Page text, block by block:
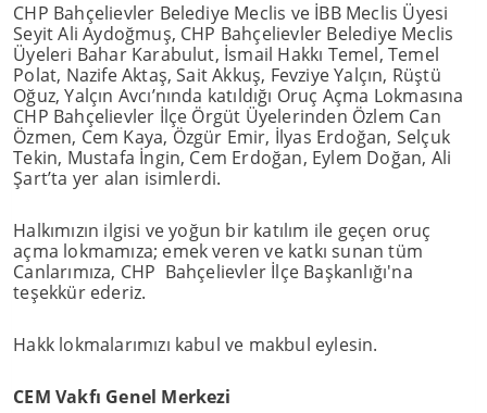
CHP Bahçelievler Belediye Meclis ve İBB Meclis Üyesi
Seyit Ali Aydoğmuş, CHP Bahçelievler Belediye Meclis
Üyeleri Bahar Karabulut, İsmail Hakkı Temel, Temel
Polat, Nazife Aktaş, Sait Akkuş, Fevziye Yalçın, Rüştü
Oğuz, Yalçın Avcı’nında katıldığı Oruç Açma Lokmasına
CHP Bahçelievler İlçe Örgüt Üyelerinden Özlem Can
Özmen, Cem Kaya, Özgür Emir, İlyas Erdoğan, Selçuk
Tekin, Mustafa İngin, Cem Erdoğan, Eylem Doğan, Ali
Şart’ta yer alan isimlerdi.
Halkımızın ilgisi ve yoğun bir katılım ile geçen oruç
açma lokmamıza; emek veren ve katkı sunan tüm
Canlarımıza, CHP Bahçelievler İlçe Başkanlığı'na
teşekkür ederiz.
Hakk lokmalarımızı kabul ve makbul eylesin.
CEM Vakfı Genel Merkezi